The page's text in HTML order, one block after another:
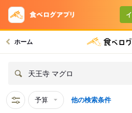
ホーム
天王寺 マグロ
予算 他の検索条件